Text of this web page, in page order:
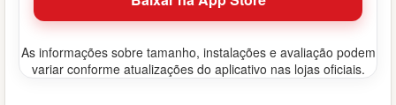
As informações sobre tamanho, instalações e avaliação podem
variar conforme atualizações do aplicativo nas lojas oficiais.